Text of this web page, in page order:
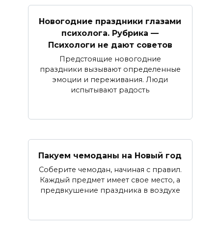
Новогодние праздники глазами
психолога. Рубрика —
Психологи не дают советов
Предстоящие новогодние
праздники вызывают определенные
эмоции и переживания. Люди
испытывают радость
Пакуем чемоданы на Новый год
Соберите чемодан, начиная с правил.
Каждый предмет имеет свое место, а
предвкушение праздника в воздухе